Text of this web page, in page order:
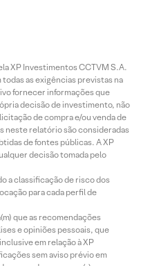
XP Investimentos CCTVM S.A.
as exigências previstas na
fornecer informações que
decisão de investimento, não
de compra e/ou venda de
neste relatório são consideradas
de fontes públicas. A XP
decisão tomada pelo
a classificação de risco dos
para cada perfil de
que as recomendações
e opiniões pessoais, que
em relação à XP
sem aviso prévio em